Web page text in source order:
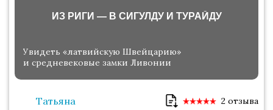
ИЗ РИГИ — В СИГУЛДУ И ТУРАЙДУ
Увидеть «латвийскую Швейцарию»
и средневековые замки Ливонии
Татьяна 2 отзыва